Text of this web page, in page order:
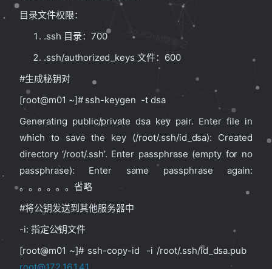
目录文件权限：
.ssh 目录：700
.ssh/authorized_keys 文件：600
#生成秘钥对
[root@m01 ~]# ssh-keygen -t dsa
Generating public/private dsa key pair. Enter file in
which to save the key (/root/.ssh/id_dsa): Created
directory ‘/root/.ssh’. Enter passphrase (empty for no
passphrase): Enter same passphrase again:
。。。。。。省略
#将公钥发送到其他服务器中
-i: 指定公钥文件
[root@m01 ~]# ssh-copy-id -i /root/.ssh/id_dsa.pub
SoulChild随笔记